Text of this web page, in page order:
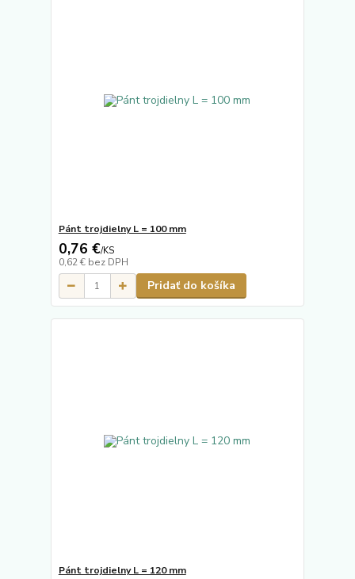
Pánt trojdielny L = 100 mm
0,76 €/KS
0,62 € bez DPH
Pridať do košíka
Pánt trojdielny L = 120 mm